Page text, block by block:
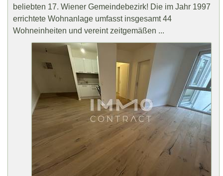
beliebten 17. Wiener Gemeindebezirk! Die im Jahr 1997
errichtete Wohnanlage umfasst insgesamt 44
Wohneinheiten und vereint zeitgemäßen ...